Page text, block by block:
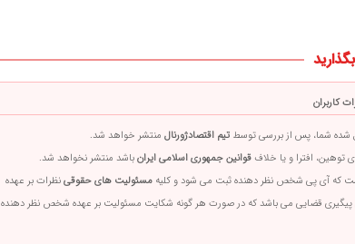
کاربران
شده شما، پس از بررسی توسط تیم اقتصادژورنال منتشر خواهد شد.
توهین، افترا و یا خلاف قوانین جمهوری اسلامی ایرانباشد منتشر نخواهد شد.
است که آی پی شخص نظر دهنده ثبت می شود و کلیه مسئولیت های حقوقینظرات بر عهده
قضایی می باشد که در صورت هر گونه شکایت مسئولیت بر عهده شخص نظر دهنده